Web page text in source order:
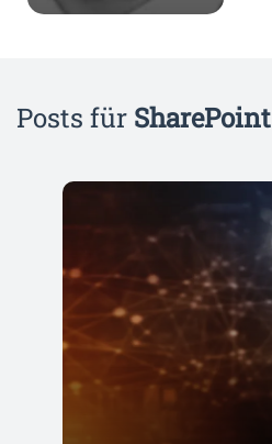
Posts für SharePoint